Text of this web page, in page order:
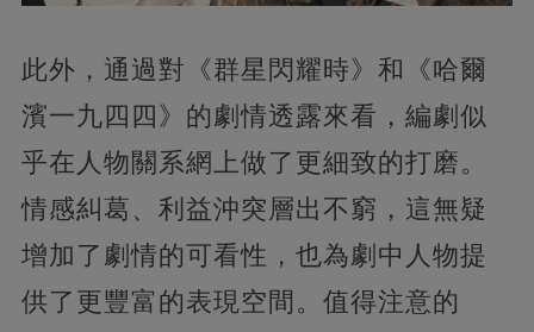
此外，通過對《群星閃耀時》和《哈爾
濱一九四四》的劇情透露來看，編劇似
乎在人物關系網上做了更細致的打磨。
情感糾葛、利益沖突層出不窮，這無疑
增加了劇情的可看性，也為劇中人物提
供了更豐富的表現空間。值得注意的